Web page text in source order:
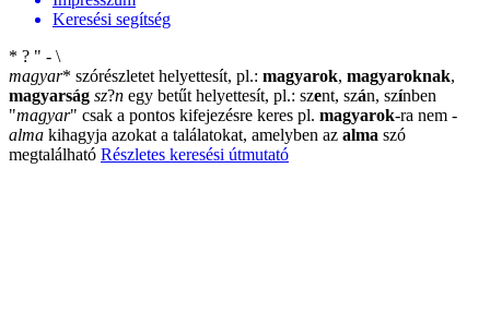
Keresési segítség
* ? " - \
magyar* szórészletet helyettesít, pl.: magyarok, magyaroknak,
magyarság sz?n egy betűt helyettesít, pl.: szent, szán, színben
"magyar" csak a pontos kifejezésre keres pl. magyarok-ra nem -
alma kihagyja azokat a találatokat, amelyben az alma szó
megtalálható Részletes keresési útmutató